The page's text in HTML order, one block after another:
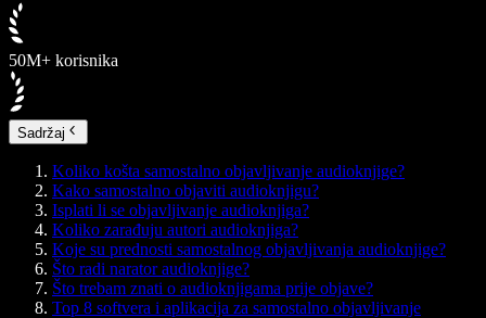
50M+ korisnika
Sadržaj
Koliko košta samostalno objavljivanje audioknjige?
Kako samostalno objaviti audioknjigu?
Isplati li se objavljivanje audioknjiga?
Koliko zarađuju autori audioknjiga?
Koje su prednosti samostalnog objavljivanja audioknjige?
Što radi narator audioknjige?
Što trebam znati o audioknjigama prije objave?
Top 8 softvera i aplikacija za samostalno objavljivanje